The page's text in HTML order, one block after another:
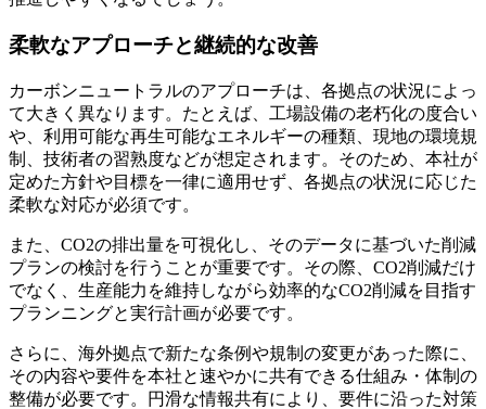
柔軟なアプローチと継続的な改善
カーボンニュートラルのアプローチは、各拠点の状況によっ
て大きく異なります。たとえば、工場設備の老朽化の度合い
や、利用可能な再生可能なエネルギーの種類、現地の環境規
制、技術者の習熟度などが想定されます。そのため、本社が
定めた方針や目標を一律に適用せず、各拠点の状況に応じた
柔軟な対応が必須です。
また、CO2の排出量を可視化し、そのデータに基づいた削減
プランの検討を行うことが重要です。その際、CO2削減だけ
でなく、生産能力を維持しながら効率的なCO2削減を目指す
プランニングと実行計画が必要です。
さらに、海外拠点で新たな条例や規制の変更があった際に、
その内容や要件を本社と速やかに共有できる仕組み・体制の
整備が必要です。円滑な情報共有により、要件に沿った対策